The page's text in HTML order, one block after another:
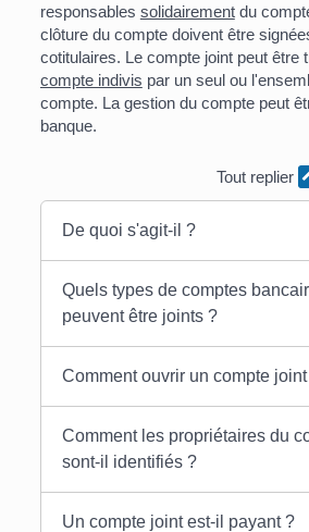
responsables solidairementdu
clôture du compte doivent être
cotitulaires. Le compte joint peut être
compte indivis par un seul ou
compte. La gestion du compte peut
banque.
Tout replier
De quoi s'agit-il ?
Quels types de comptes
peuvent être joints ?
Comment ouvrir un compte
Comment les propriétaires du
sont-il identifiés ?
Un compte joint est-il payant ?